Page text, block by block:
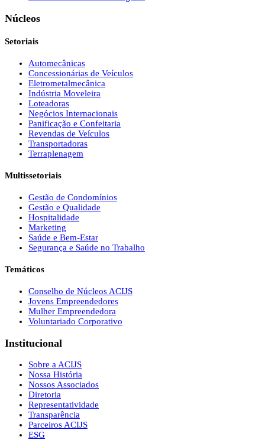
Núcleos
Setoriais
Automecânicas
Concessionárias de Veículos
Eletrometalmecânica
Indústria Moveleira
Loteadoras
Negócios Internacionais
Panificação e Confeitaria
Revendas de Veículos
Transportadoras
Terraplenagem
Multissetoriais
Gestão de Condomínios
Gestão e Qualidade
Hospitalidade
Marketing
Saúde e Bem-Estar
Segurança e Saúde no Trabalho
Temáticos
Conselho de Núcleos ACIJS
Jovens Empreendedores
Mulher Empreendedora
Voluntariado Corporativo
Institucional
Sobre a ACIJS
Nossa História
Nossos Associados
Diretoria
Representatividade
Transparência
Parceiros ACIJS
ESG